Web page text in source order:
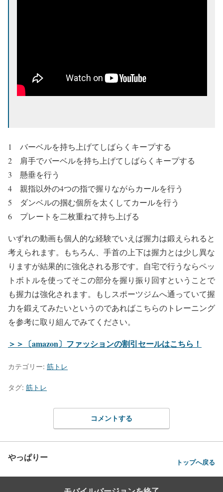
1 バーベルを持ち上げてしばらくキープする
2 肩手でバーベルを持ち上げてしばらくキープする
3 懸垂を行う
4 親指以外の4つの指で握りながらカールを行う
5 ダンベルの掴む個所を太くしてカールを行う
6 プレートを二枚重ねて持ち上げる
いずれの動画も個人的な経験でいえば握力は鍛えられると
考えられます。もちろん、 手首の上下は握力とは少し異な
りますが結果的に強化される形です。自宅で行うならペッ
トボトルを使ってそこの部分を握り振り回すということで
も握力は強化されます。もしスポーツジムへ通っていて握
力を鍛えてみたいというのであればこちらのトレーニング
を参考に取り組んでみてください。
＞＞〔amazon〕ファッションの割引セールはこちら！
カテゴリー: 筋トレ
タグ: 筋トレ
コメントする
やっぱりー トップへ戻る